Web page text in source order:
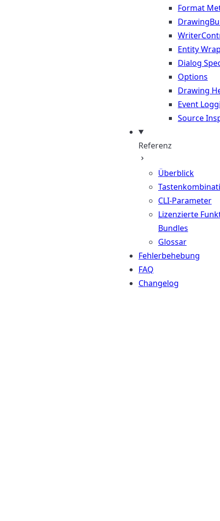
Format
Entity
Dialog
Options
Drawing
Event
Source
Referenz
Überblick
CLI-Parameter
Lizenzierte
Bundles
Glossar
Fehlerbehebung
FAQ
Changelog